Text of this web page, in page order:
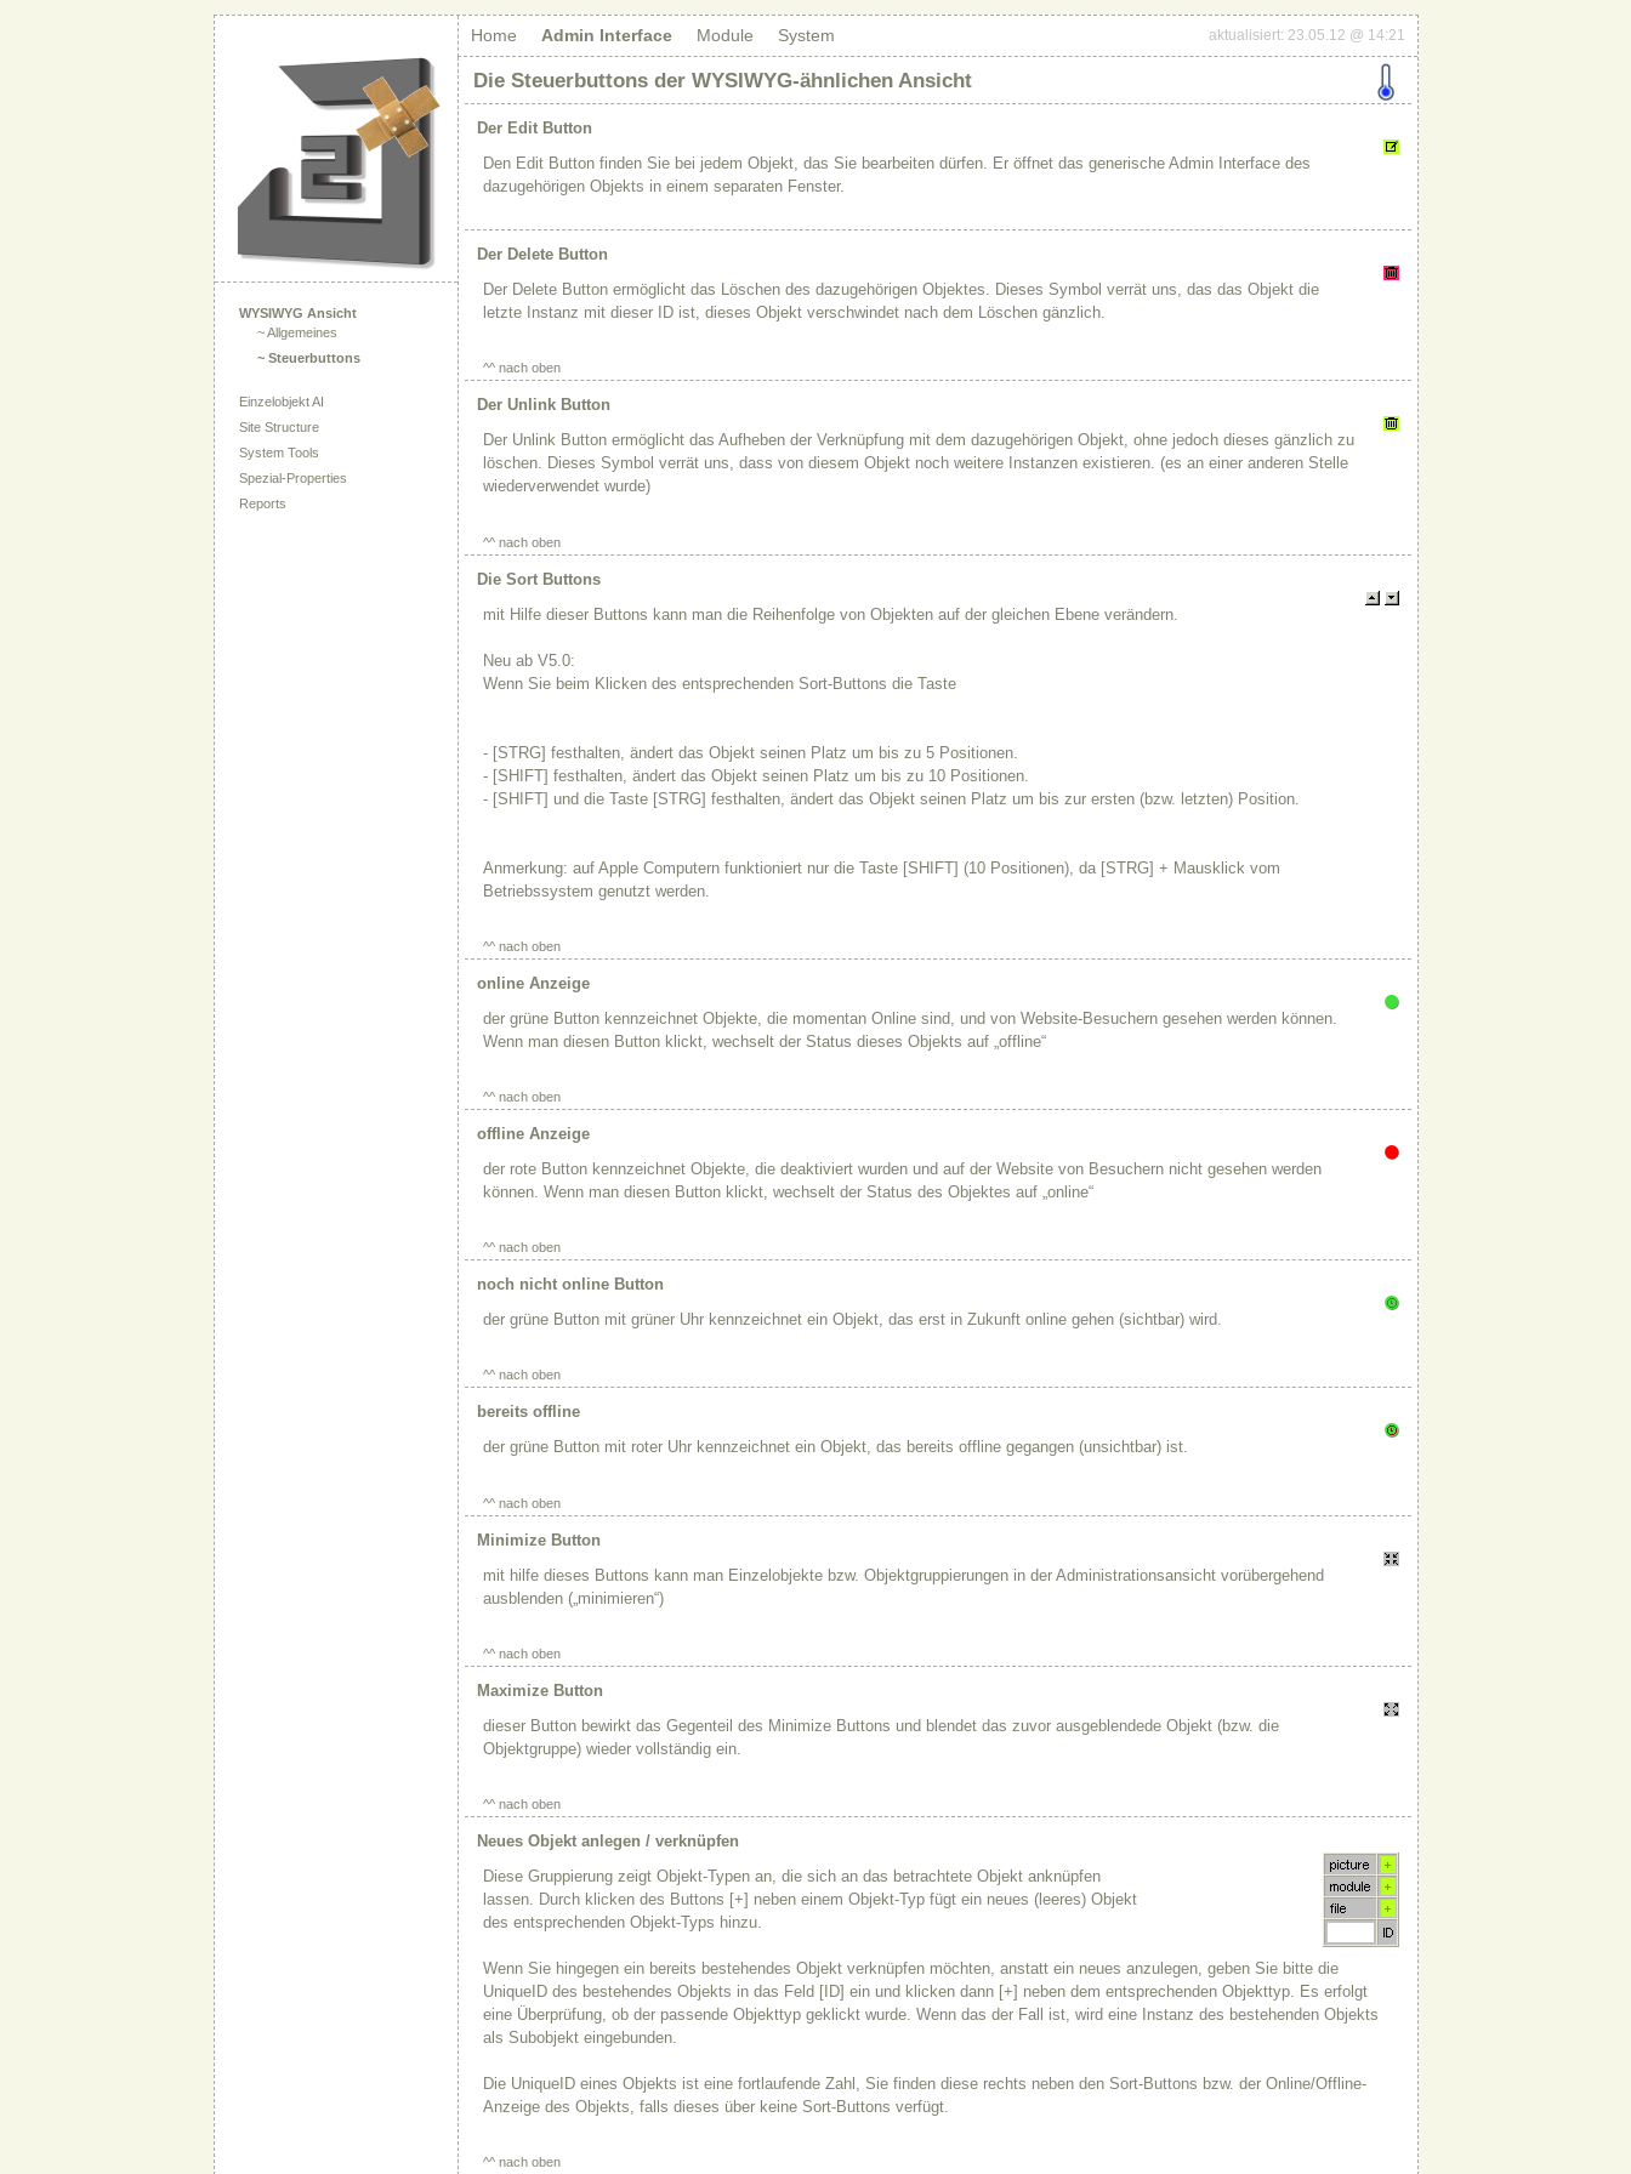
Home Admin Interface Module System aktualisiert: 23.05.12 @ 14:21
WYSIWYG Ansicht
~ Allgemeines
~ Steuerbuttons
Einzelobjekt AI
Site Structure
System Tools
Spezial-Properties
Reports
Die Steuerbuttons der WYSIWYG-ähnlichen Ansicht
Der Edit Button
Den Edit Button finden Sie bei jedem Objekt, das Sie bearbeiten dürfen. Er öffnet das generische Admin Interface des
dazugehörigen Objekts in einem separaten Fenster.
Der Delete Button
Der Delete Button ermöglicht das Löschen des dazugehörigen Objektes. Dieses Symbol verrät uns, das das Objekt die
letzte Instanz mit dieser ID ist, dieses Objekt verschwindet nach dem Löschen gänzlich.
^^ nach oben
Der Unlink Button
Der Unlink Button ermöglicht das Aufheben der Verknüpfung mit dem dazugehörigen Objekt, ohne jedoch dieses gänzlich zu
löschen. Dieses Symbol verrät uns, dass von diesem Objekt noch weitere Instanzen existieren. (es an einer anderen Stelle
wiederverwendet wurde)
^^ nach oben
Die Sort Buttons
mit Hilfe dieser Buttons kann man die Reihenfolge von Objekten auf der gleichen Ebene verändern.
Neu ab V5.0:
Wenn Sie beim Klicken des entsprechenden Sort-Buttons die Taste
- [STRG] festhalten, ändert das Objekt seinen Platz um bis zu 5 Positionen.
- [SHIFT] festhalten, ändert das Objekt seinen Platz um bis zu 10 Positionen.
- [SHIFT] und die Taste [STRG] festhalten, ändert das Objekt seinen Platz um bis zur ersten (bzw. letzten) Position.
Anmerkung: auf Apple Computern funktioniert nur die Taste [SHIFT] (10 Positionen), da [STRG] + Mausklick vom
Betriebssystem genutzt werden.
^^ nach oben
online Anzeige
der grüne Button kennzeichnet Objekte, die momentan Online sind, und von Website-Besuchern gesehen werden können.
Wenn man diesen Button klickt, wechselt der Status dieses Objekts auf „offline“
^^ nach oben
offline Anzeige
der rote Button kennzeichnet Objekte, die deaktiviert wurden und auf der Website von Besuchern nicht gesehen werden
können. Wenn man diesen Button klickt, wechselt der Status des Objektes auf „online“
^^ nach oben
noch nicht online Button
der grüne Button mit grüner Uhr kennzeichnet ein Objekt, das erst in Zukunft online gehen (sichtbar) wird.
^^ nach oben
bereits offline
der grüne Button mit roter Uhr kennzeichnet ein Objekt, das bereits offline gegangen (unsichtbar) ist.
^^ nach oben
Minimize Button
mit hilfe dieses Buttons kann man Einzelobjekte bzw. Objektgruppierungen in der Administrationsansicht vorübergehend
ausblenden („minimieren“)
^^ nach oben
Maximize Button
dieser Button bewirkt das Gegenteil des Minimize Buttons und blendet das zuvor ausgeblendede Objekt (bzw. die
Objektgruppe) wieder vollständig ein.
^^ nach oben
Neues Objekt anlegen / verknüpfen
Diese Gruppierung zeigt Objekt-Typen an, die sich an das betrachtete Objekt anknüpfen
lassen. Durch klicken des Buttons [+] neben einem Objekt-Typ fügt ein neues (leeres) Objekt
des entsprechenden Objekt-Typs hinzu.
Wenn Sie hingegen ein bereits bestehendes Objekt verknüpfen möchten, anstatt ein neues anzulegen, geben Sie bitte die
UniqueID des bestehendes Objekts in das Feld [ID] ein und klicken dann [+] neben dem entsprechenden Objekttyp. Es erfolgt
eine Überprüfung, ob der passende Objekttyp geklickt wurde. Wenn das der Fall ist, wird eine Instanz des bestehenden Objekts
als Subobjekt eingebunden.
Die UniqueID eines Objekts ist eine fortlaufende Zahl, Sie finden diese rechts neben den Sort-Buttons bzw. der Online/Offline-
Anzeige des Objekts, falls dieses über keine Sort-Buttons verfügt.
^^ nach oben